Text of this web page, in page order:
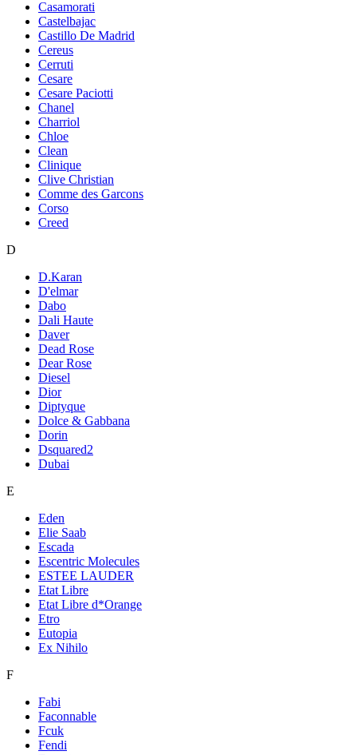
Casamorati
Castelbajac
Castillo De Madrid
Cereus
Cerruti
Cesare
Cesare Paciotti
Chanel
Charriol
Chloe
Clean
Clinique
Clive Christian
Comme des Garcons
Corso
Creed
D
D.Karan
D'elmar
Dabo
Dali Haute
Daver
Dead Rose
Dear Rose
Diesel
Dior
Diptyque
Dolce & Gabbana
Dorin
Dsquared2
Dubai
E
Eden
Elie Saab
Escada
Escentric Molecules
ESTEE LAUDER
Etat Libre
Etat Libre d*Orange
Etro
Eutopia
Ex Nihilo
F
Fabi
Faconnable
Fcuk
Fendi